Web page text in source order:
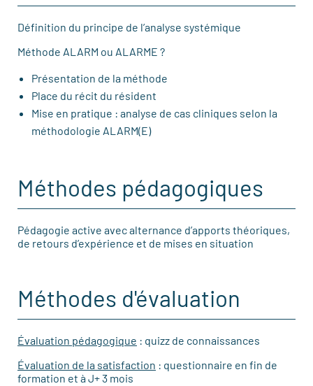
Définition du principe de l’analyse systémique
Méthode ALARM ou ALARME ?
Présentation de la méthode
Place du récit du résident
Mise en pratique : analyse de cas cliniques selon la
méthodologie ALARM(E)
Méthodes pédagogiques
Pédagogie active avec alternance d’apports théoriques,
de retours d’expérience et de mises en situation
Méthodes d'évaluation
Évaluation pédagogique : quizz de connaissances
Évaluation de la satisfaction : questionnaire en fin de
formation et à J+ 3 mois